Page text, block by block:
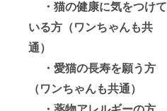
・猫の健康に気をつけて
いる方（ワンちゃんも共
通）
・愛猫の長寿を願う方
（ワンちゃんも共通）